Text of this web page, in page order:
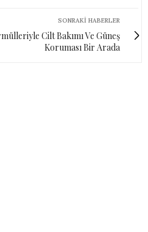
SONRAKI HABERLER
Cilt Bakımı Ve Güneş
Koruması Bir Arada